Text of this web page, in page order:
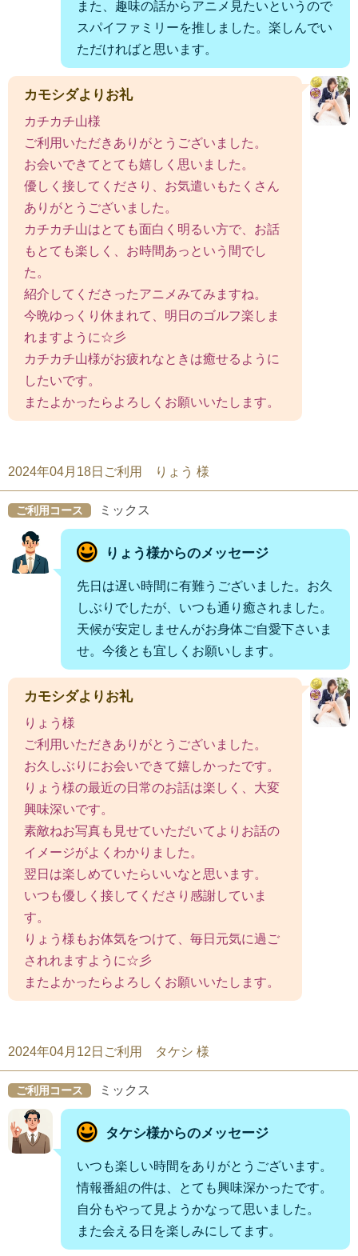
また、趣味の話からアニメ見たいというので
スパイファミリーを推しました。楽しんでい
ただければと思います。
カモシダよりお礼
カチカチ山様
ご利用いただきありがとうございました。
お会いできてとても嬉しく思いました。
優しく接してくださり、お気遣いもたくさん
ありがとうございました。
カチカチ山はとても面白く明るい方で、お話
もとても楽しく、お時間あっという間でし
た。
紹介してくださったアニメみてみますね。
今晩ゆっくり休まれて、明日のゴルフ楽しま
れますように☆彡
カチカチ山様がお疲れなときは癒せるように
したいです。
またよかったらよろしくお願いいたします。
2024年04月18日ご利用 りょう 様
ご利用コース ミックス
りょう様からのメッセージ
先日は遅い時間に有難うございました。お久
しぶりでしたが、いつも通り癒されました。
天候が安定しませんがお身体ご自愛下さいま
せ。今後とも宜しくお願いします。
カモシダよりお礼
りょう様
ご利用いただきありがとうございました。
お久しぶりにお会いできて嬉しかったです。
りょう様の最近の日常のお話は楽しく、大変
興味深いです。
素敵ねお写真も見せていただいてよりお話の
イメージがよくわかりました。
翌日は楽しめていたらいいなと思います。
いつも優しく接してくださり感謝していま
す。
りょう様もお体気をつけて、毎日元気に過ご
されれますように☆彡
またよかったらよろしくお願いいたします。
2024年04月12日ご利用 タケシ 様
ご利用コース ミックス
タケシ様からのメッセージ
いつも楽しい時間をありがとうございます。
情報番組の件は、とても興味深かったです。
自分もやって見ようかなって思いました。
また会える日を楽しみにしてます。